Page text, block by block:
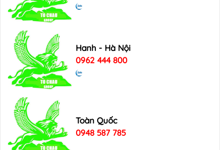
Hanh - Hà Nội
0962 444 800
Toàn Quốc
0948 587 785